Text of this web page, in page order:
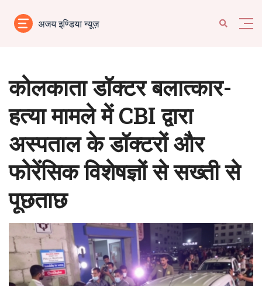
कोलकाता डॉक्टर बलात्कार-
हत्या मामले में CBI द्वारा
अस्पताल के डॉक्टरों और
फोरेंसिक विशेषज्ञों से सख्ती से
पूछताछ